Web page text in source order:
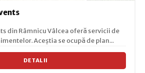
din Râmnicu Vâlcea oferă servicii de
Aceștia se ocupă de plan...
DETALII